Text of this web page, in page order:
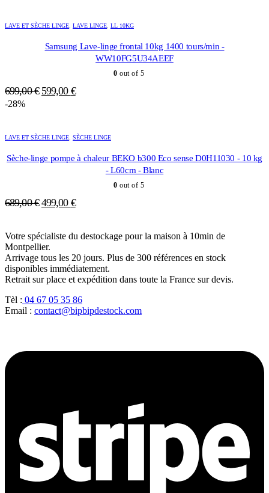
499,00 €.359,00 €.
LAVE ET SÈCHE LINGE, LAVE LINGE, LL 10KG
Samsung Lave-linge frontal 10kg 1400 tours/min -
WW10FG5U34AEEF
0 out of 5
699,00€ Le
699,00 €.
599,00 €Le
599,00 €.
-28%
LAVE ET SÈCHE LINGE, SÈCHE LINGE
Sèche-linge pompe à chaleur BEKO b300 Eco sense D0H11030 - 10 kg
- L60cm - Blanc
0 out of 5
689,00€ Le
était :
689,00 €.
499,00 €Le
est :
499,00 €.
Votre spécialiste du destockage pour la maison à 10min de
Montpellier.
Arrivage tous les 20 jours. Plus de 300 références en stock
disponibles immédiatement.
Retrait sur place et expédition dans toute la France sur devis.
Tèl : 04 67 05 35 86
Email : contact@bipbipdestock.com